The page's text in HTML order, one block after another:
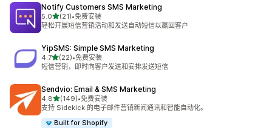
Notify Customers SMS Marketing
5.0星（满分 5 星）
(21)
总共 21 条评论
•免费安装
轻松开展短信营销活动和发送自动短信以赢回客户
YipSMS: Simple SMS Marketing
4.7星（满分 5 星）
(22)
总共 22 条评论
•免费安装
短信营销，即时向客户发送和安排发送短信
Sendvio: Email & SMS Marketing
4.8星（满分 5 星）
(149)
总共 149 条评论
•免费安装
支持 Sidekick 的电子邮件营销新闻通讯和智能自动化。
Built for Shopify